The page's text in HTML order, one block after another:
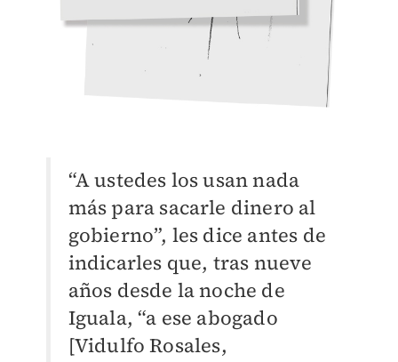
“A ustedes los usan nada
más para sacarle dinero al
gobierno”, les dice antes de
indicarles que, tras nueve
años desde la noche de
Iguala, “a ese abogado
[Vidulfo Rosales,